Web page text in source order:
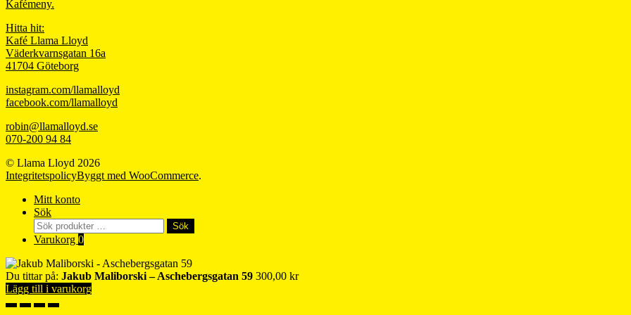
Kafémeny.
Hitta hit:
Kafé Llama Lloyd
Väderkvarnsgatan 16a
41704 Göteborg
instagram.com/llamalloyd
facebook.com/llamalloyd
robin@llamalloyd.se
070-200 94 84
© Llama Lloyd 2026
IntegritetspolicyByggt med WooCommerce.
Mitt konto
Sök
Sök
efter:
Sök
Varukorg 0
Du tittar på: Jakub Maliborski – Aschebergsgatan 59 300,00 kr
Lägg till i varukorg